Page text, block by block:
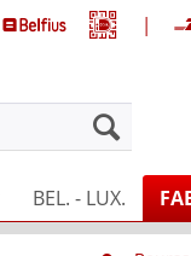
|
BEL. - LUX.